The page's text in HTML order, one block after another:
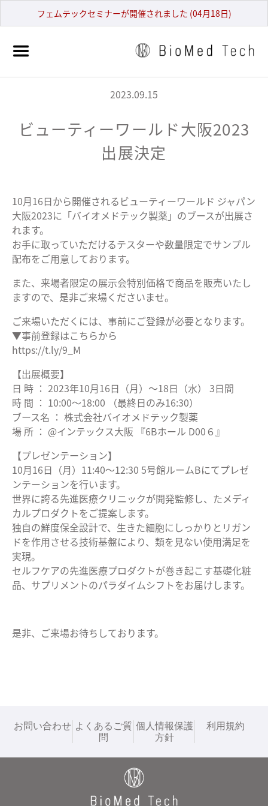
フェムテックセミナーが開催されました (04月18日)
2023.09.15
ビューティーワールド大阪2023
出展決定
10月16日から開催されるビューティーワールド ジャパン
大阪2023に「バイオメドテック製薬」のブースが出展さ
れます。
お手に取っていただけるテスターや数量限定でサンプル
配布をご用意しております。
また、来場者限定の展示会特別価格で商品を販売いたし
ますので、是非ご来場くださいませ。
ご来場いただくには、事前にご登録が必要となります。
▼事前登録はこちらから
https://t.ly/9_M
【出展概要】
日 時 ： 2023年10月16日（月）～18日（水） 3日間
時 間 ： 10:00～18:00 （最終日のみ16:30）
ブース名 ： 株式会社バイオメドテック製薬
場 所 ： @インテックス大阪 『6Bホール D00６』
【プレゼンテーション】
10月16日（月）11:40～12:30 5号館ルームBにてプレゼ
ンテーションを行います。
世界に誇る先進医療クリニックが開発監修し、たメディ
カルプロダクトをご提案します。
独自の鮮度保全設計で、生きた細胞にしっかりとリガン
ドを作用させる技術基盤により、類を見ない使用満足を
実現。
セルフケアの先進医療プロダクトが巻き起こす基礎化粧
品、サプリメントのパラダイムシフトをお届けします。
是非、ご来場お待ちしております。
お問い合わせ よくあるご質
問
個人情報保護
方針
利用規約